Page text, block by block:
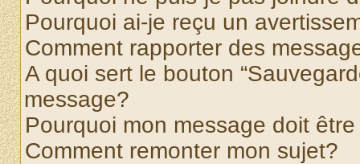
Pourquoi ai-je reçu un
Comment rapporter des
A quoi sert le bouton
message?
Pourquoi mon message doit
Comment remonter mon sujet?